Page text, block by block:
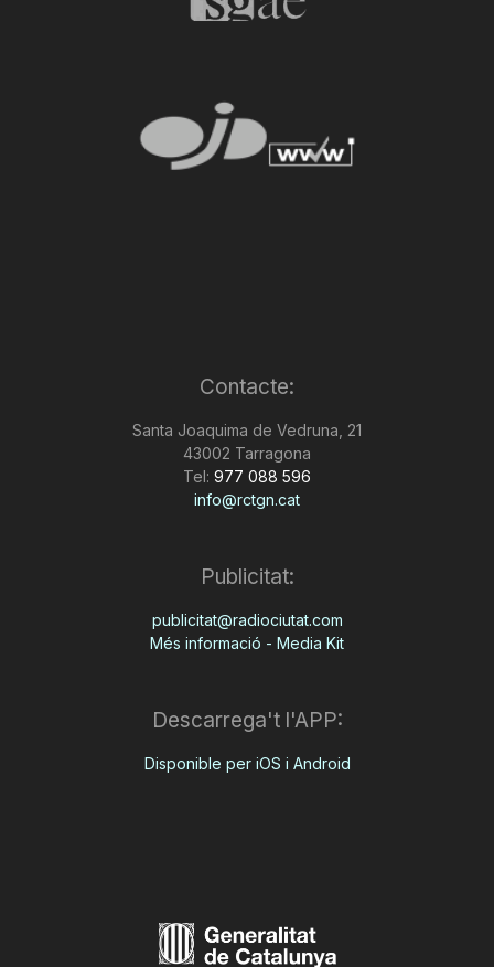
Contacte:
Santa Joaquima de Vedruna, 21
43002 Tarragona
Tel: 977 088 596
info@rctgn.cat
Publicitat:
publicitat@radiociutat.com
Més informació - Media Kit
Descarrega't l'APP:
Disponible per iOS i Android